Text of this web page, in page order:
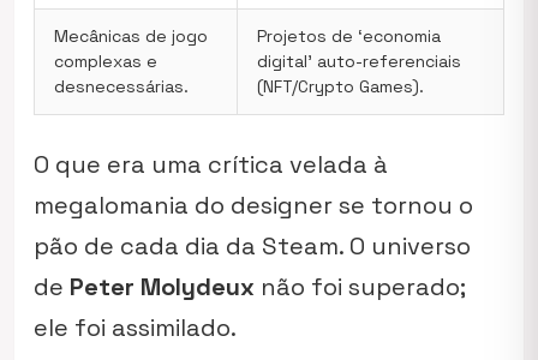
Mecânicas de jogo
complexas e
desnecessárias.
Projetos de ‘economia
digital’ auto-referenciais
(NFT/Crypto Games).
O que era uma crítica velada à
megalomania do designer se tornou o
pão de cada dia da Steam. O universo
de Peter Molydeux não foi superado;
ele foi assimilado.